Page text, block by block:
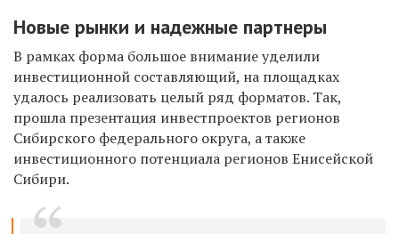
Новые рынки и надежные партнеры
В рамках форма большое внимание уделили
инвестиционной составляющий, на площадках
удалось реализовать целый ряд форматов. Так,
прошла презентация инвестпроектов регионов
Сибирского федерального округа, а также
инвестиционного потенциала регионов Енисейской
Сибири.